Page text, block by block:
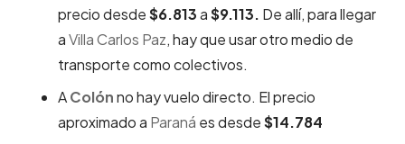
precio desde$6.813a$9.113. De allí, para llegar
aVilla Carlos Paz, hay que usar otro medio de
transporte como colectivos.
AColónno hay vuelo directo. El precio
aproximado a Paraná es desde$14.784